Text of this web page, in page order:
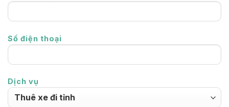
Số điện thoại
Dịch vụ